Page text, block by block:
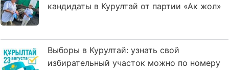
кандидаты в Курултай от партии «Ак жол»
Выборы в Курултай: узнать свой
избирательный участок можно по номеру